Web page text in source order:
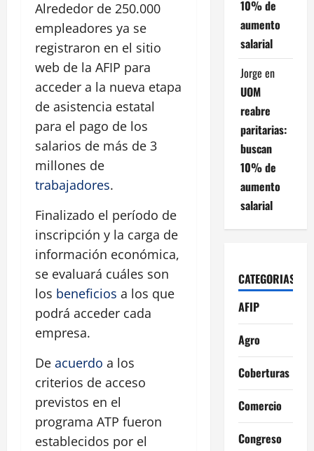
Alrededor de 250.000
empleadores ya se
registraron en el sitio
web de la AFIP para
acceder a la nueva etapa
de asistencia estatal
para el pago de los
salarios de más de 3
millones de
trabajadores.
Finalizado el período de
inscripción y la carga de
información económica,
se evaluará cuáles son
los beneficios a los que
podrá acceder cada
empresa.
De acuerdo a los
criterios de acceso
previstos en el
programa ATP fueron
establecidos por el
10% de
aumento
salarial
Jorge en
UOM
reabre
paritarias:
buscan
10% de
aumento
salarial
CATEGORIAS
AFIP
Agro
Coberturas
Comercio
Congreso